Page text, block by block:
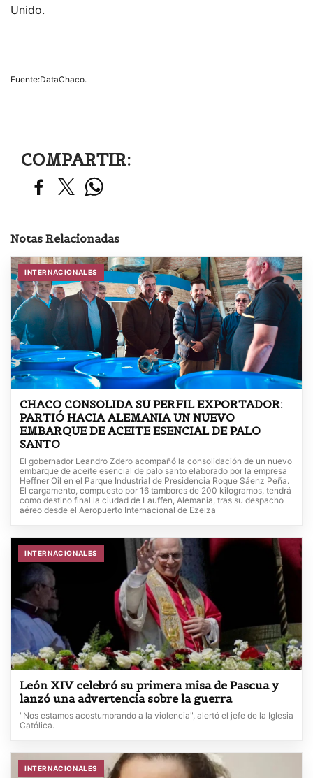
Unido.
Fuente:DataChaco.
COMPARTIR:
Notas Relacionadas
INTERNACIONALES
CHACO CONSOLIDA SU PERFIL EXPORTADOR:
PARTIÓ HACIA ALEMANIA UN NUEVO
EMBARQUE DE ACEITE ESENCIAL DE PALO
SANTO
El gobernador Leandro Zdero acompañó la consolidación de un nuevo
embarque de aceite esencial de palo santo elaborado por la empresa
Heffner Oil en el Parque Industrial de Presidencia Roque Sáenz Peña.
El cargamento, compuesto por 16 tambores de 200 kilogramos, tendrá
como destino final la ciudad de Lauffen, Alemania, tras su despacho
aéreo desde el Aeropuerto Internacional de Ezeiza
INTERNACIONALES
León XIV celebró su primera misa de Pascua y
lanzó una advertencia sobre la guerra
"Nos estamos acostumbrando a la violencia", alertó el jefe de la Iglesia
Católica.
INTERNACIONALES